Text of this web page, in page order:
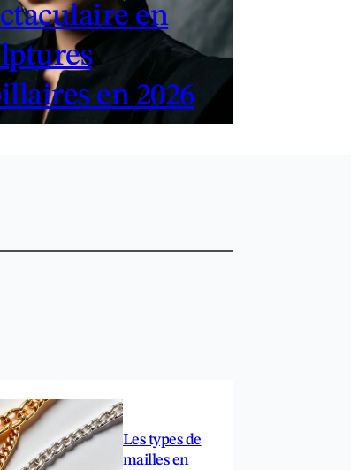
en
en 2026
Les types de
mailles en